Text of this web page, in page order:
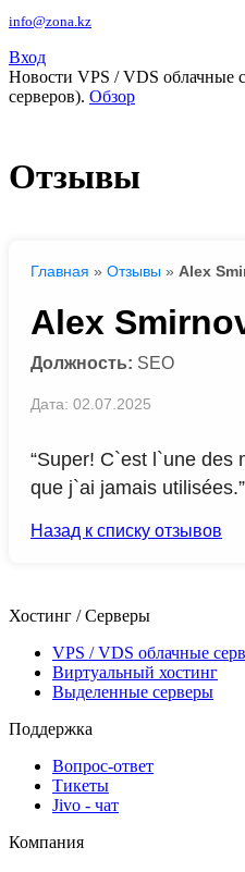
info@zona.kz
Вход
Новости VPS / VDS облачные
серверов). Обзор
Отзывы
Главная » Отзывы » Alex
Alex
Должность: SEO
Дата: 02.07.2025
“Super! C`est l`une des
que j`ai jamais utilisées.”
Назад к списку отзывов
Хостинг / Серверы
VPS / VDS облачные
Виртуальный хостинг
Выделенные серверы
Поддержка
Вопрос-ответ
Тикеты
Jivo - чат
Компания